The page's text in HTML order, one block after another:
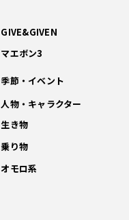
GIVE&GIVEN
マエボン3
季節・イベント
人物・キャラクター
生き物
乗り物
オモロ系